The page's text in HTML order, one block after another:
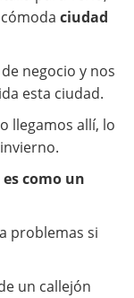
ciudad
negocio y nos
esta ciudad.
llegamos allí, lo
como un
problemas si
un callejón